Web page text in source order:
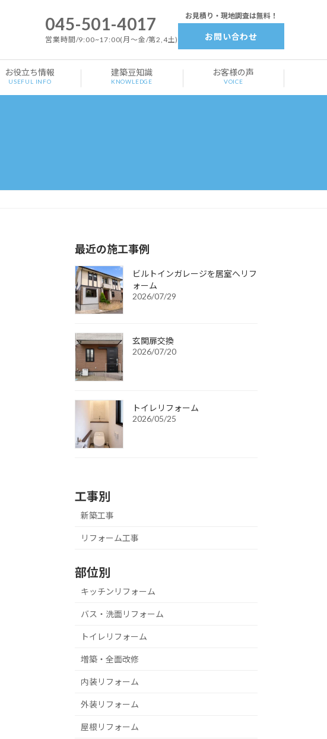
お見積り・現地調査は無料！
お問い合わせ
045-501-4017
営業時間/9:00~17:00(月～金/第2,4土)
お役立ち情報
USEFUL INFO
建築豆知識
KNOWLEDGE
お客様の声
VOICE
最近の施工事例
ビルトインガレージを居室へリフ
ォーム
2026/07/29
玄関扉交換
2026/07/20
トイレリフォーム
2026/05/25
工事別
新築工事
リフォーム工事
部位別
キッチンリフォーム
バス・洗面リフォーム
トイレリフォーム
増築・全面改修
内装リフォーム
外装リフォーム
屋根リフォーム